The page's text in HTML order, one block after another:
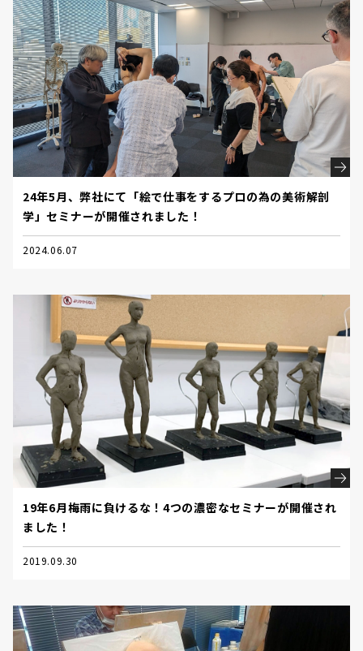
24年5月、弊社にて「絵で仕事をするプロの為の美術解剖
学」セミナーが開催されました！
2024.06.07
19年6月梅雨に負けるな！4つの濃密なセミナーが開催され
ました！
2019.09.30